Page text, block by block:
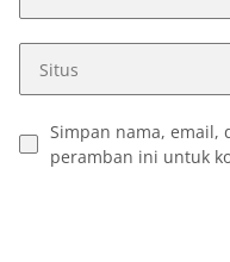
Simpan nama, email,
peramban ini untuk